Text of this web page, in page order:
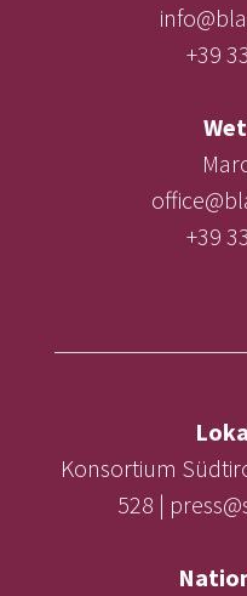
+39
+39
Konsortium
528 |